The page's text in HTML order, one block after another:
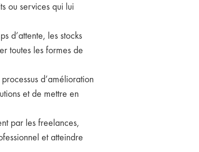
ou services qui lui
d’attente, les stocks
toutes les formes de
d’amélioration
et de mettre en
par les freelances,
et atteindre